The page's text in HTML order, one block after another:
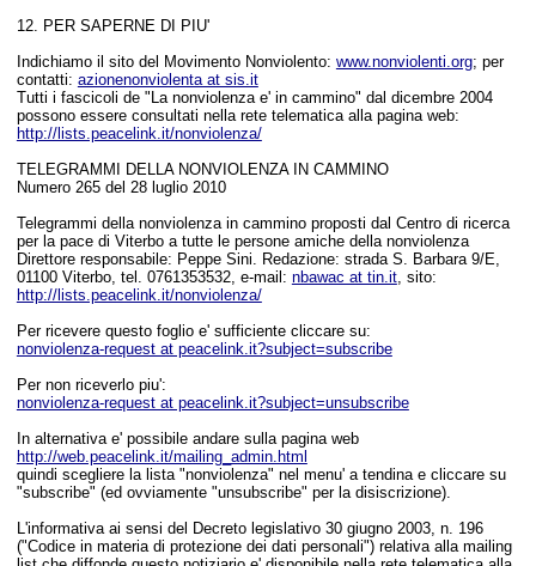
12. PER SAPERNE DI PIU'
Indichiamo il sito del Movimento Nonviolento: www.nonviolenti.org; per
contatti: azionenonviolenta at sis.it
Tutti i fascicoli de "La nonviolenza e' in cammino" dal dicembre 2004
possono essere consultati nella rete telematica alla pagina web:
http://lists.peacelink.it/nonviolenza/
TELEGRAMMI DELLA NONVIOLENZA IN CAMMINO
Numero 265 del 28 luglio 2010
Telegrammi della nonviolenza in cammino proposti dal Centro di ricerca
per la pace di Viterbo a tutte le persone amiche della nonviolenza
Direttore responsabile: Peppe Sini. Redazione: strada S. Barbara 9/E,
01100 Viterbo, tel. 0761353532, e-mail: nbawac at tin.it, sito:
http://lists.peacelink.it/nonviolenza/
Per ricevere questo foglio e' sufficiente cliccare su:
nonviolenza-request at peacelink.it?subject=subscribe
Per non riceverlo piu':
nonviolenza-request at peacelink.it?subject=unsubscribe
In alternativa e' possibile andare sulla pagina web
http://web.peacelink.it/mailing_admin.html
quindi scegliere la lista "nonviolenza" nel menu' a tendina e cliccare su
"subscribe" (ed ovviamente "unsubscribe" per la disiscrizione).
L'informativa ai sensi del Decreto legislativo 30 giugno 2003, n. 196
("Codice in materia di protezione dei dati personali") relativa alla mailing